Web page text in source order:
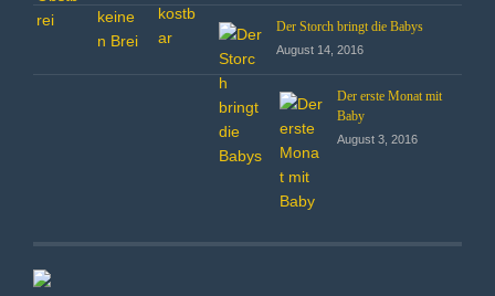
Der Storch bringt die Babys
August 14, 2016
Der erste Monat mit
Baby
August 3, 2016